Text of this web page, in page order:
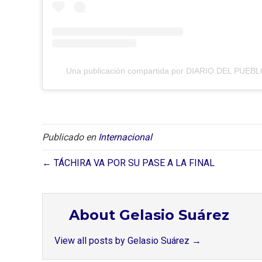
Una publicación compartida por DIARIO DEL
Publicado en Internacional
← TÁCHIRA VA POR SU PASE A LA FINAL
About Gelasio Suárez
View all posts by Gelasio Suárez →